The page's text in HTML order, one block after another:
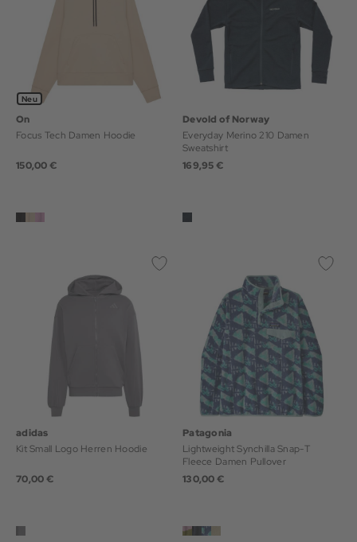
Neu
On
Focus Tech Damen Hoodie
150,00 €
Devold of Norway
Everyday Merino 210 Damen
Sweatshirt
169,95 €
adidas
Kit Small Logo Herren Hoodie
70,00 €
Patagonia
Lightweight Synchilla Snap-T
Fleece Damen Pullover
130,00 €